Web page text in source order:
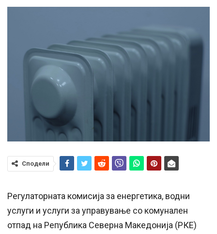
Сподели
Регулаторната комисија за енергетика, водни
услуги и услуги за управување со комунален
отпад на Република Северна Македонија (РКЕ)